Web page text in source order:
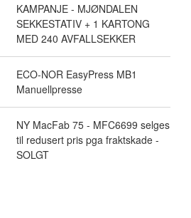
KAMPANJE - MJØNDALEN
SEKKESTATIV + 1 KARTONG
MED 240 AVFALLSEKKER
ECO-NOR EasyPress MB1
Manuellpresse
NY MacFab 75 - MFC6699 selges
til redusert pris pga fraktskade -
SOLGT